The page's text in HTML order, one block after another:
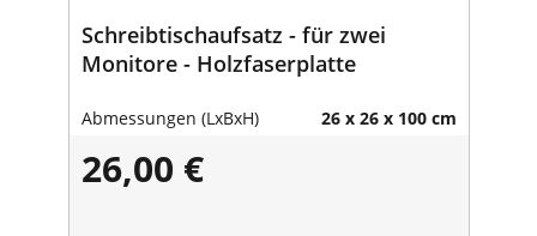
Schreibtischaufsatz - für zwei
Monitore - Holzfaserplatte
Abmessungen (LxBxH) 26 x 26 x 100 cm
26,00 €